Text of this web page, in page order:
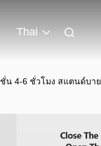
Thai
ชั่น 4-6 ชั่วโมง สแตนด์บาย